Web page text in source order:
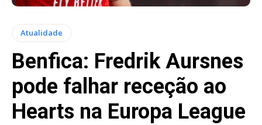
Atualidade
Benfica: Fredrik Aursnes
pode falhar receção ao
Hearts na Europa League